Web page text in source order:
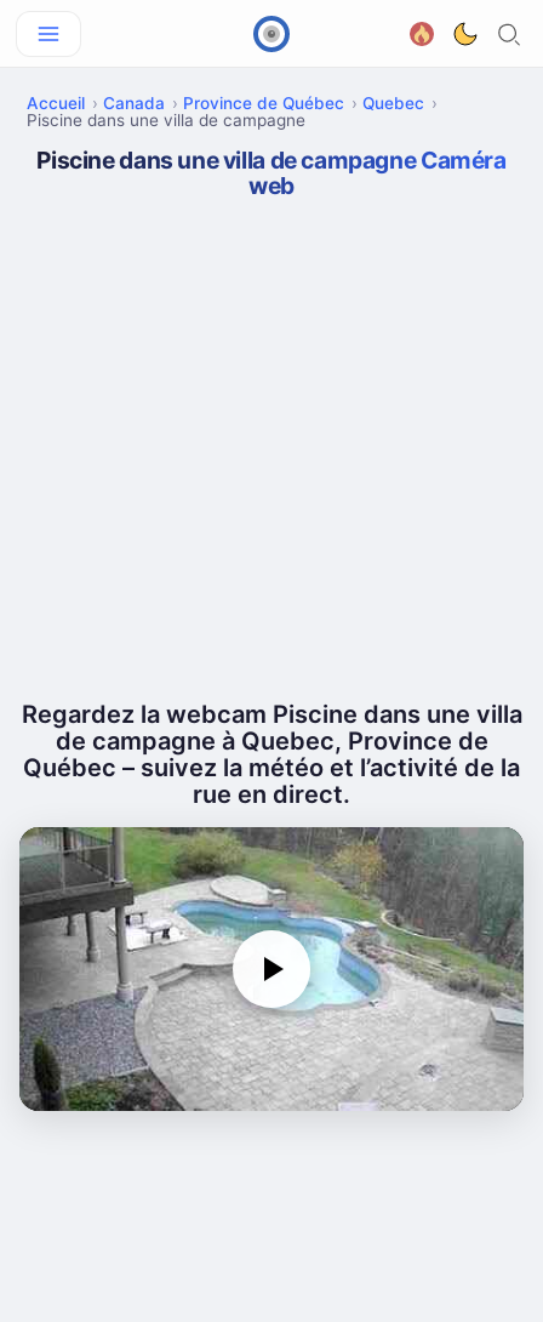
Accueil Canada Province de Québec
Quebec
Piscine dans une villa de campagne
Piscine dans une villa de campagne Caméra
web
Regardez la webcam Piscine dans une villa
de campagne à Quebec, Province de
Québec – suivez la météo et l’activité de la
rue en direct.